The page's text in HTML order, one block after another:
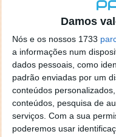
Damos
Nós e os nossos 1733
a informações num
dados pessoais, como
padrão enviadas por um
conteúdos
conteúdos, pesquisa de
serviços. Com a sua
poderemos usar